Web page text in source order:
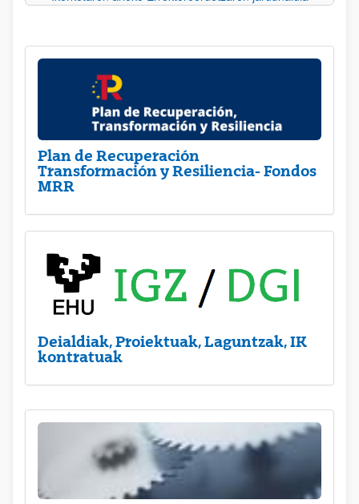
Plan de Recuperación
Transformación y Resiliencia- Fondos
MRR
Deialdiak, Proiektuak, Laguntzak, IK
kontratuak